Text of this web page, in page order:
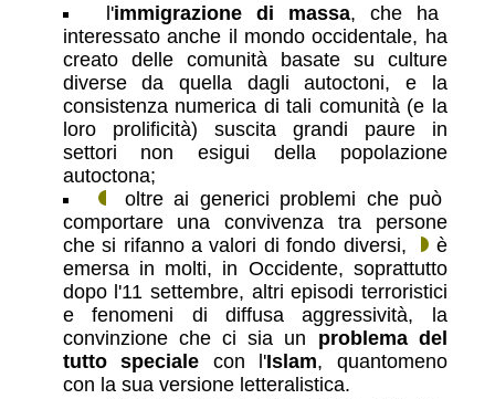
l'immigrazione di massa, che ha
interessato anche il mondo occidentale, ha
creato delle comunità basate su culture
diverse da quella dagli autoctoni, e la
consistenza numerica di tali comunità (e la
loro prolificità) suscita grandi paure in
settori non esigui della popolazione
autoctona;
oltre ai generici problemi che può
comportare una convivenza tra persone
che si rifanno a valori di fondo diversi,
è
emersa in molti, in Occidente, soprattutto
dopo l'11 settembre, altri episodi terroristici
e fenomeni di diffusa aggressività, la
convinzione che ci sia un problema del
tutto speciale con l'Islam, quantomeno
con la sua versione letteralistica.